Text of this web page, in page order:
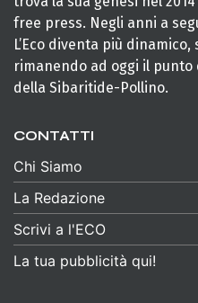
free press. Negli anni a
L’Eco diventa più
rimanendo ad oggi il
della Sibaritide-Pollino.
CONTATTI
Chi Siamo
La Redazione
Scrivi a l'ECO
La tua pubblicità qui!